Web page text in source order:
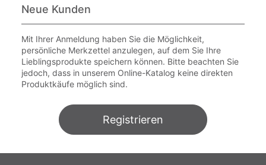
Neue Kunden
Mit Ihrer Anmeldung haben Sie die Möglichkeit,
persönliche Merkzettel anzulegen, auf dem Sie Ihre
Lieblingsprodukte speichern können. Bitte beachten Sie
jedoch, dass in unserem Online-Katalog keine direkten
Produktkäufe möglich sind.
Registrieren